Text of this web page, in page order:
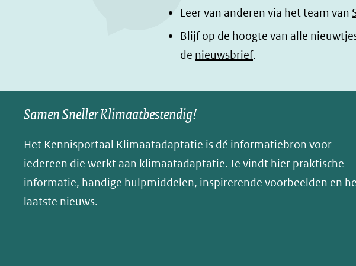
Leer van anderen via het team van
Blijf op de hoogte van alle
de nieuwsbrief.
Samen Sneller Klimaatbestendig!
Het Kennisportaal Klimaatadaptatie is dé informatiebron voor
iedereen die werkt aan klimaatadaptatie. Je vindt hier praktische
informatie, handige hulpmiddelen, inspirerende voorbeelden en
laatste nieuws.